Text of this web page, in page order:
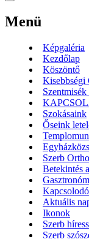
Menü
Képgaléria
Kezdőlap
Köszöntő
Kisebbségi
Szokásaink
Őseink
Szerb
Betekintés
Aktuális
Ikonok
Szerb
Szerb